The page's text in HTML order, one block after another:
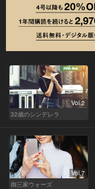
Vol.2
32歳のシンデレラ
Vol.7
御三家ウォーズ